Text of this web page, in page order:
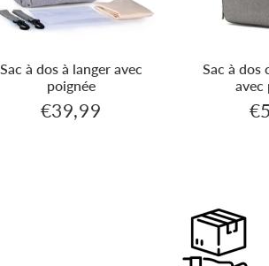
Sac à dos à langer avec
poignée
Prix
€39,99
Sac à dos
avec